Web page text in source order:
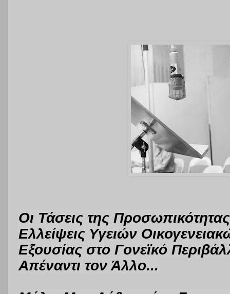
Οι Τάσεις της
Ελλείψεις Υγειών
Εξουσίας στο Γονεϊκό
Απέναντι τον Άλλο...